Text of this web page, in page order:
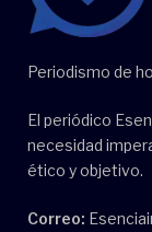
Periodismo de
El periódico
necesidad
ético y objetivo.
Correo: